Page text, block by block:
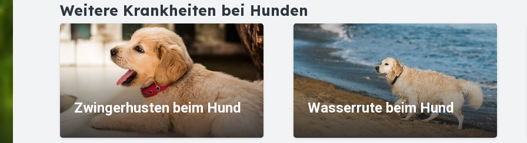
Weitere Krankheiten bei Hunden
Wasserrute beim Hund Verstopfungen beim Hund